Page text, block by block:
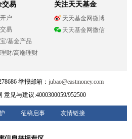
交易
户
易
/基金产品
财/高端理财
关注天天基金
天天基金网微博
天天基金网微信
举报邮箱： jubao@eastmoney.com
意见与建议:4000300059/952500
征稿启事 友情链接